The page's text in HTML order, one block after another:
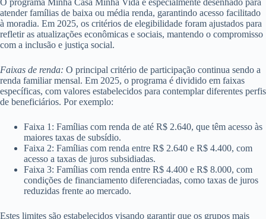
O programa Minha Casa Minha Vida é especialmente desenhado para
atender famílias de baixa ou média renda, garantindo acesso facilitado
à moradia. Em 2025, os critérios de elegibilidade foram ajustados para
refletir as atualizações econômicas e sociais, mantendo o compromisso
com a inclusão e justiça social.
Faixas de renda: O principal critério de participação continua sendo a
renda familiar mensal. Em 2025, o programa é dividido em faixas
específicas, com valores estabelecidos para contemplar diferentes perfis
de beneficiários. Por exemplo:
Faixa 1: Famílias com renda de até R$ 2.640, que têm acesso às
maiores taxas de subsídio.
Faixa 2: Famílias com renda entre R$ 2.640 e R$ 4.400, com
acesso a taxas de juros subsidiadas.
Faixa 3: Famílias com renda entre R$ 4.400 e R$ 8.000, com
condições de financiamento diferenciadas, como taxas de juros
reduzidas frente ao mercado.
Estes limites são estabelecidos visando garantir que os grupos mais